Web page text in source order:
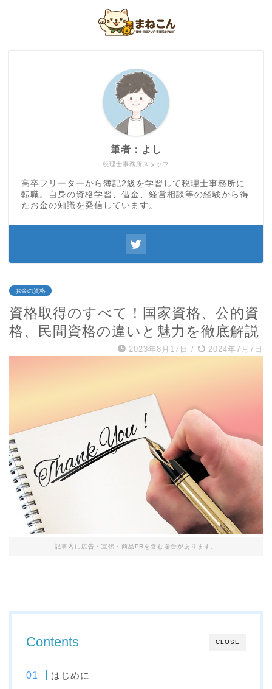
税理士事務所スタッフ
筆者：よし
高卒フリーターから簿記2級を学習して税理士事務所に
転職。自身の資格学習、借金、経営相談等の経験から得
たお金の知識を発信しています。
お金の資格
資格取得のすべて！国家資格、公的資
格、民間資格の違いと魅力を徹底解説
2023年8月17日 / 2024年7月7日
記事内に広告・宣伝・商品PRを含む場合があります。
CLOSE
Contents
はじめに